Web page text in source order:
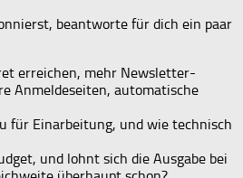
beantworte für dich ein paar
erreichen, mehr Newsletter-
Anmeldeseiten, automatische
für Einarbeitung, und wie technisch
und lohnt sich die Ausgabe bei